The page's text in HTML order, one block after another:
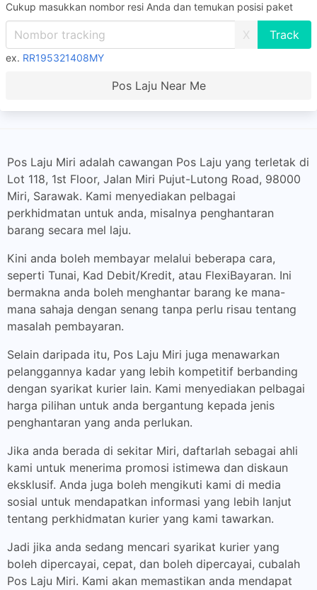
Cukup masukkan nombor resi Anda dan temukan posisi paket
X
ex. RR195321408MY
Pos Laju Near Me
Pos Laju Miri adalah cawangan Pos Laju yang terletak di
Lot 118, 1st Floor, Jalan Miri Pujut-Lutong Road, 98000
Miri, Sarawak. Kami menyediakan pelbagai
perkhidmatan untuk anda, misalnya penghantaran
barang secara mel laju.
Kini anda boleh membayar melalui beberapa cara,
seperti Tunai, Kad Debit/Kredit, atau FlexiBayaran. Ini
bermakna anda boleh menghantar barang ke mana-
mana sahaja dengan senang tanpa perlu risau tentang
masalah pembayaran.
Selain daripada itu, Pos Laju Miri juga menawarkan
pelanggannya kadar yang lebih kompetitif berbanding
dengan syarikat kurier lain. Kami menyediakan pelbagai
harga pilihan untuk anda bergantung kepada jenis
penghantaran yang anda perlukan.
Jika anda berada di sekitar Miri, daftarlah sebagai ahli
kami untuk menerima promosi istimewa dan diskaun
eksklusif. Anda juga boleh mengikuti kami di media
sosial untuk mendapatkan informasi yang lebih lanjut
tentang perkhidmatan kurier yang kami tawarkan.
Jadi jika anda sedang mencari syarikat kurier yang
boleh dipercayai, cepat, dan boleh dipercayai, cubalah
Pos Laju Miri. Kami akan memastikan anda mendapat